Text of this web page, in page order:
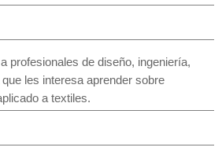
profesionales de diseño, ingeniería,
les interesa aprender sobre
a textiles.